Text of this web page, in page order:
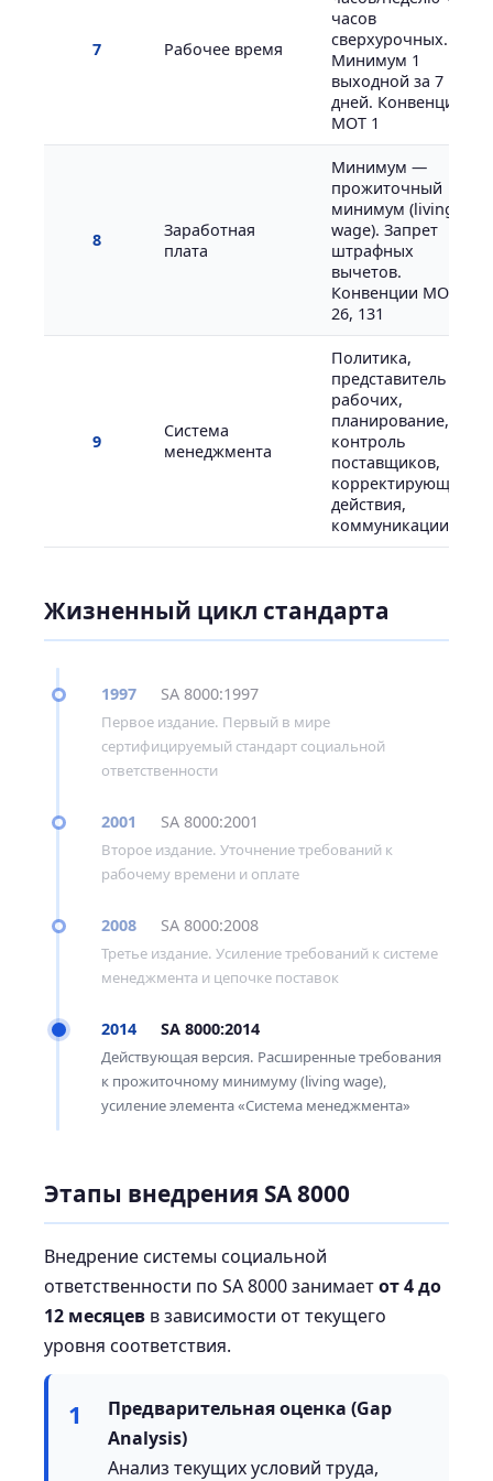
7 Рабочее время
часов
сверхурочных.
Минимум 1
выходной за 7
дней. Конвенция
МОТ 1
8
Заработная
плата
Минимум —
прожиточный
минимум (living
wage). Запрет
штрафных
вычетов.
Конвенции МОТ
26, 131
9
Система
менеджмента
Политика,
представитель
рабочих,
планирование,
контроль
поставщиков,
корректирующие
действия,
коммуникации
Жизненный цикл стандарта
1997 SA 8000:1997
Первое издание. Первый в мире
сертифицируемый стандарт социальной
ответственности
2001 SA 8000:2001
Второе издание. Уточнение требований к
рабочему времени и оплате
2008 SA 8000:2008
Третье издание. Усиление требований к системе
менеджмента и цепочке поставок
2014 SA 8000:2014
Действующая версия. Расширенные требования
к прожиточному минимуму (living wage),
усиление элемента «Система менеджмента»
Этапы внедрения SA 8000
Внедрение системы социальной
ответственности по SA 8000 занимаетот 4 до
12 месяцев в зависимости от текущего
уровня соответствия.
1
Предварительная оценка (Gap
Analysis)
Анализ текущих условий труда,